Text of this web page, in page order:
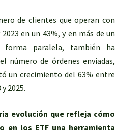
de clientes que operan con
en un 43%, y en más de un
paralela, también ha
número de órdenes enviadas,
un crecimiento del 63% entre
2025.
evolución que refleja cómo
en los ETF una herramienta